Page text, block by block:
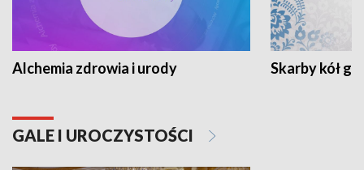
Alchemia zdrowia i urody Skarby kół
GALE I UROCZYSTOŚCI